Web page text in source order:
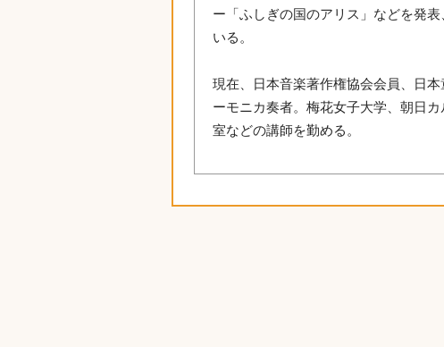
ー「ふしぎの国のアリス」などを発
いる。
現在、日本音楽著作権協会会員、日
ーモニカ奏者。梅花女子大学、朝日
室などの講師を勤める。